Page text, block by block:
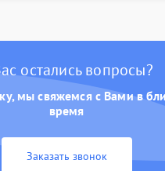
остались вопросы?
мы свяжемся с Вами в
время
Заказать звонок